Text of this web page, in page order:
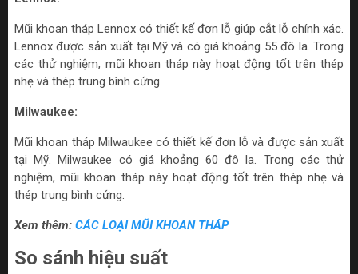
Mũi khoan tháp Lennox có thiết kế đơn lỗ giúp cắt lỗ chính xác.
Lennox được sản xuất tại Mỹ và có giá khoảng 55 đô la. Trong
các thử nghiệm, mũi khoan tháp này hoạt động tốt trên thép
nhẹ và thép trung bình cứng.
Milwaukee:
Mũi khoan tháp Milwaukee có thiết kế đơn lỗ và được sản xuất
tại Mỹ. Milwaukee có giá khoảng 60 đô la. Trong các thử
nghiệm, mũi khoan tháp này hoạt động tốt trên thép nhẹ và
thép trung bình cứng.
Xem thêm: CÁC LOẠI MŨI KHOAN THÁP
So sánh hiệu suất